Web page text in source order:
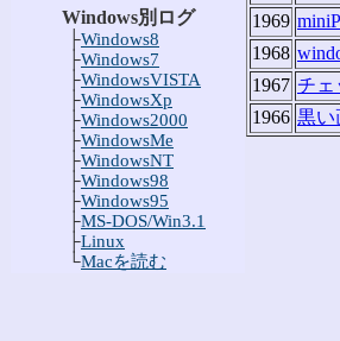
Windows別ログ
├Windows8
├Windows7
├WindowsVISTA
├WindowsXp
├Windows2000
├WindowsMe
├WindowsNT
├Windows98
├Windows95
├MS-DOS/Win3.1
├Linux
└Macを読む
1969
1968
1967 チェ
1966 黒い